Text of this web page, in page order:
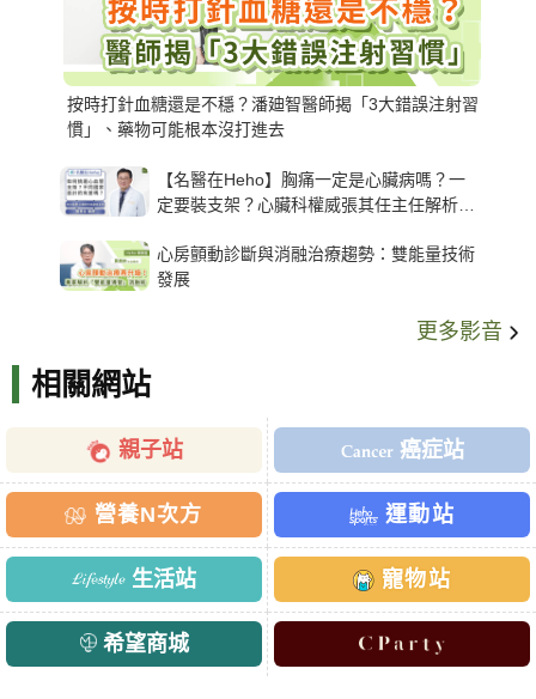
按時打針血糖還是不穩？潘廸智醫師揭「3大錯誤注射習
慣」、藥物可能根本沒打進去
【名醫在Heho】胸痛一定是心臟病嗎？一
定要裝支架？心臟科權威張其任主任解析支
心房顫動診斷與消融治療趨勢：雙能量技術
發展
更多影音
相關網站
親子站 癌症站
營養N次方 運動站
生活站 寵物站
希望商城